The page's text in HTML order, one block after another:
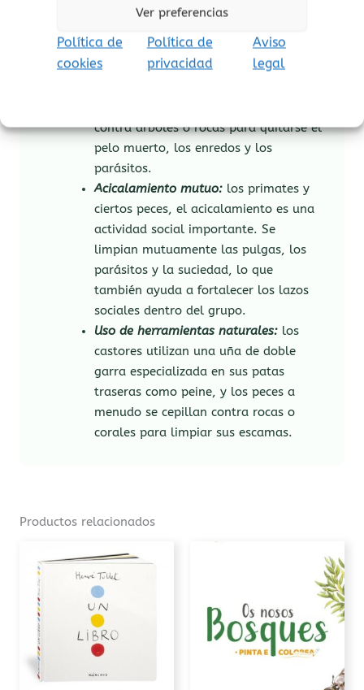
Ver preferencias
Política de
cookies
Política de
privacidad
Aviso
legal
revuelcan en el polvo o la arena. Esto
de grasa de su piel o plumas.
Frotarse y sacudirse:
perros, coyotes y
contra árboles o rocas para quitarse el
pelo muerto, los enredos y los
parásitos.
Acicalamiento mutuo:los primates y
ciertos peces, el acicalamiento es una
actividad social importante. Se
limpian mutuamente las pulgas, los
parásitos y la suciedad, lo que
también ayuda a fortalecer los lazos
sociales dentro del grupo.
Uso de herramientas naturales:los
castores utilizan una uña de doble
garra especializada en sus patas
traseras como peine, y los peces a
menudo se cepillan contra rocas o
corales para limpiar sus escamas.
Productos relacionados